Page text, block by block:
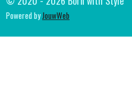
Powered byJouwWeb